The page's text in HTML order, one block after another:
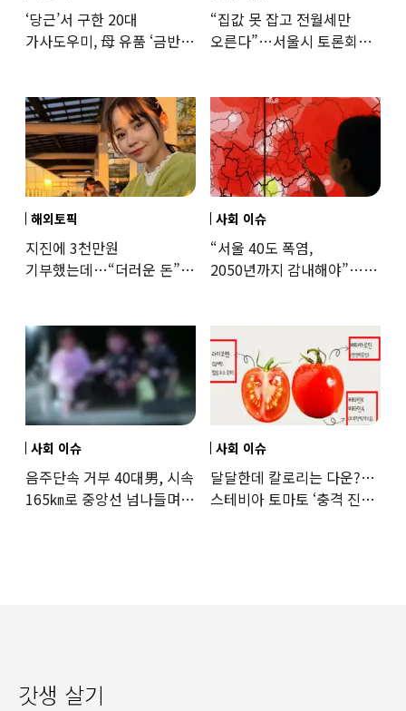
‘당근’서 구한 20대
가사도우미, 母 유품 ‘금반지
“집값 못 잡고 전월세만
오른다”…서울시 토론회서
해외토픽
지진에 3천만원
기부했는데…“더러운 돈”
사회 이슈
“서울 40도 폭염,
2050년까지 감내해야”…
사회 이슈
음주단속 거부 40대男, 시속
165㎞로 중앙선 넘나들며
사회 이슈
달달한데 칼로리는 다운?…
스테비아 토마토 ‘충격 진실’
갓생 살기